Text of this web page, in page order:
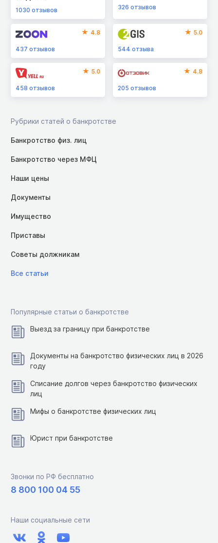
1030 отзывов
326отзывов
4.8
437 отзывов
5.0
544отзыва
5.0
458 отзывов
4.8
205отзывов
Рубрики статей о банкротстве
Банкротство физ. лиц
Банкротство через МФЦ
Наши цены
Документы
Имущество
Приставы
Советы должникам
Все статьи
Популярные статьи о банкротстве
Выезд за границу при банкротстве
Документы на банкротство физических лиц в 2026
году
Списание долгов через банкротство физических
лиц
Мифы о банкротстве физических лиц
Юрист при банкротстве
Звонки по РФ бесплатно
8 800 100 04 55
Наши социальные сети